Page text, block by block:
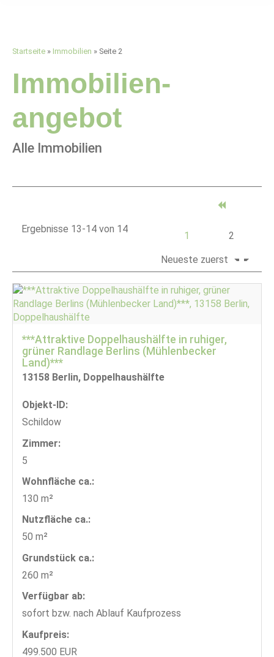
Startseite » Immobilien » Seite 2
Immobilien­
angebot
Alle Immobilien
Ergebnisse 13-14 von 14
1 2
Neueste zuerst
***Attraktive Doppelhaushälfte in ruhiger,
grüner Randlage Berlins (Mühlenbecker
Land)***
13158 Berlin, Doppelhaushälfte
Objekt-ID:
Schildow
Zimmer:
5
Wohnfläche ca.:
130 m²
Nutzfläche ca.:
50 m²
Grund­stück ca.:
260 m²
Verfügbar ab:
sofort bzw. nach Ablauf Kaufprozess
Kaufpreis:
499.500 EUR